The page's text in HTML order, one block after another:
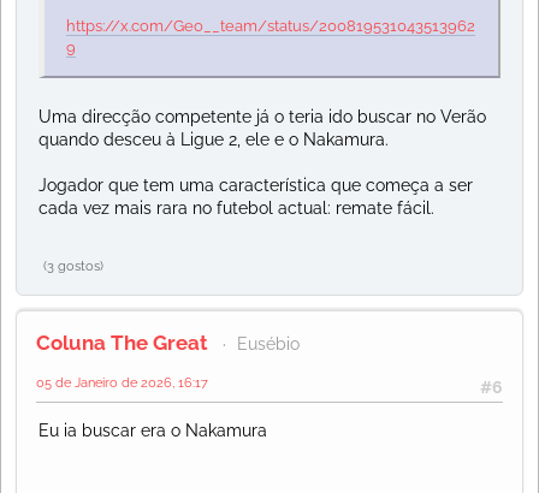
https://x.com/Geo__team/status/200819531043513962
9
Uma direcção competente já o teria ido buscar no Verão
quando desceu à Ligue 2, ele e o Nakamura.
Jogador que tem uma característica que começa a ser
cada vez mais rara no futebol actual: remate fácil.
(3 gostos)
Coluna The Great Eusébio
#6
05 de Janeiro de 2026, 16:17
Eu ia buscar era o Nakamura